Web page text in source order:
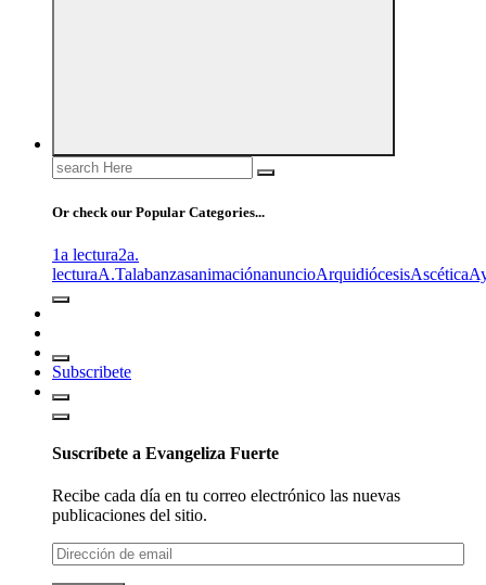
Search
for:
Or check our Popular Categories...
1a lectura2a.
lecturaA.TalabanzasanimaciónanuncioArquidiócesisAscética
Subscribete
Suscríbete a Evangeliza Fuerte
Recibe cada día en tu correo electrónico las nuevas
publicaciones del sitio.
Dirección
de